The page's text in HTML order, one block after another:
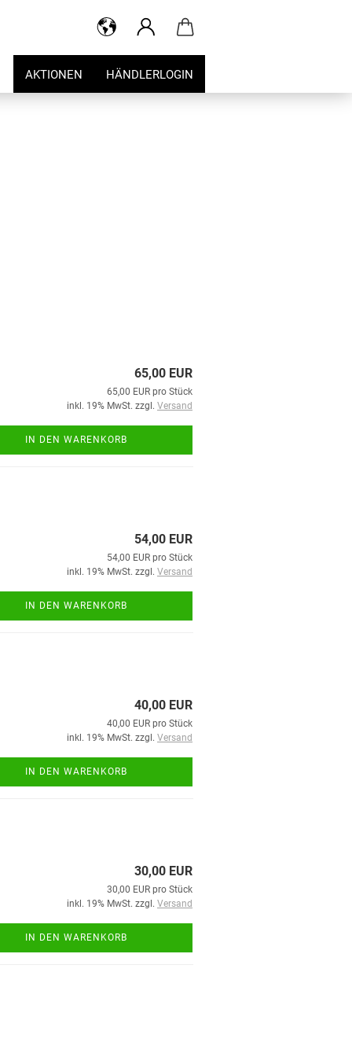
AKTIONEN HÄNDLERLOGIN
65,00 EUR
65,00 EUR pro Stück
inkl. 19% MwSt. zzgl. Versand
IN DEN WARENKORB
54,00 EUR
54,00 EUR pro Stück
inkl. 19% MwSt. zzgl. Versand
IN DEN WARENKORB
40,00 EUR
40,00 EUR pro Stück
inkl. 19% MwSt. zzgl. Versand
IN DEN WARENKORB
30,00 EUR
30,00 EUR pro Stück
inkl. 19% MwSt. zzgl. Versand
IN DEN WARENKORB